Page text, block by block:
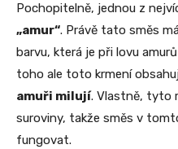
Pochopitelně, jednou z
„amur“. Právě tato směs
barvu, která je při lovu
toho ale toto krmení
amuři milují. Vlastně, tyto
suroviny, takže směs v
fungovat.